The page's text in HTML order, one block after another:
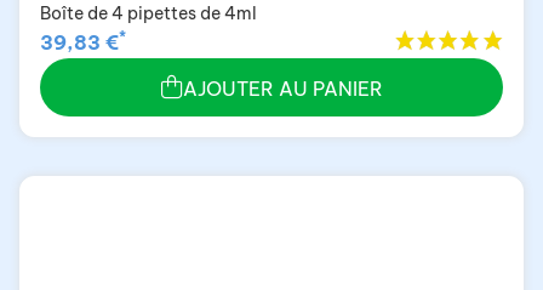
Boîte de 4 pipettes de 4ml
39,83 €*
AJOUTER AU PANIER